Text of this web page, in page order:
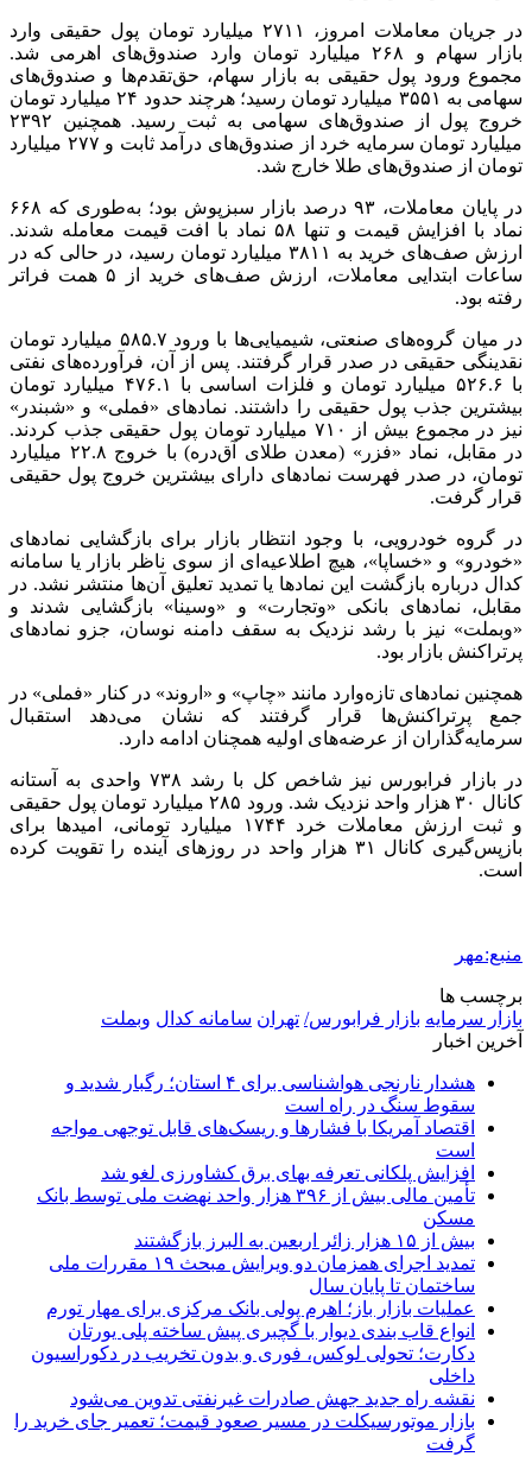
در جریان معاملات امروز، ۲۷۱۱ میلیارد تومان پول حقیقی وارد
بازار سهام و ۲۶۸ میلیارد تومان وارد صندوق‌های اهرمی شد.
مجموع ورود پول حقیقی به بازار سهام، حق‌تقدم‌ها و صندوق‌های
سهامی به ۳۵۵۱ میلیارد تومان رسید؛ هرچند حدود ۲۴ میلیارد تومان
خروج پول از صندوق‌های سهامی به ثبت رسید. همچنین ۲۳۹۲
میلیارد تومان سرمایه خرد از صندوق‌های درآمد ثابت و ۲۷۷ میلیارد
تومان از صندوق‌های طلا خارج شد.
در پایان معاملات، ۹۳ درصد بازار سبزپوش بود؛ به‌طوری که ۶۶۸
نماد با افزایش قیمت و تنها ۵۸ نماد با افت قیمت معامله شدند.
ارزش صف‌های خرید به ۳۸۱۱ میلیارد تومان رسید، در حالی که در
ساعات ابتدایی معاملات، ارزش صف‌های خرید از ۵ همت فراتر
رفته بود.
در میان گروه‌های صنعتی، شیمیایی‌ها با ورود ۵۸۵.۷ میلیارد تومان
نقدینگی حقیقی در صدر قرار گرفتند. پس از آن، فرآورده‌های نفتی
با ۵۲۶.۶ میلیارد تومان و فلزات اساسی با ۴۷۶.۱ میلیارد تومان
بیشترین جذب پول حقیقی را داشتند. نمادهای «فملی» و «شبندر»
نیز در مجموع بیش از ۷۱۰ میلیارد تومان پول حقیقی جذب کردند.
در مقابل، نماد «فزر» (معدن طلای آق‌دره) با خروج ۲۲.۸ میلیارد
تومان، در صدر فهرست نمادهای دارای بیشترین خروج پول حقیقی
قرار گرفت.
در گروه خودرویی، با وجود انتظار بازار برای بازگشایی نمادهای
«خودرو» و «خساپا»، هیچ اطلاعیه‌ای از سوی ناظر بازار یا سامانه
کدال درباره بازگشت این نمادها یا تمدید تعلیق آن‌ها منتشر نشد. در
مقابل، نمادهای بانکی «وتجارت» و «وسینا» بازگشایی شدند و
«وبملت» نیز با رشد نزدیک به سقف دامنه نوسان، جزو نمادهای
پرتراکنش بازار بود.
همچنین نمادهای تازه‌وارد مانند «چاپ» و «اروند» در کنار «فملی» در
جمع پرتراکنش‌ها قرار گرفتند که نشان می‌دهد استقبال
سرمایه‌گذاران از عرضه‌های اولیه همچنان ادامه دارد.
در بازار فرابورس نیز شاخص کل با رشد ۷۳۸ واحدی به آستانه
کانال ۳۰ هزار واحد نزدیک شد. ورود ۲۸۵ میلیارد تومان پول حقیقی
و ثبت ارزش معاملات خرد ۱۷۴۴ میلیارد تومانی، امیدها برای
بازپس‌گیری کانال ۳۱ هزار واحد در روزهای آینده را تقویت کرده
است.
منبع:مهر
برچسب ها
بازار سرمایه بازار فرابورس/ تهران سامانه کدال وبملت
آخرین اخبار
هشدار نارنجی هواشناسی برای ۴ استان؛ رگبار شدید و
سقوط سنگ در راه است
اقتصاد آمریکا با فشارها و ریسک‌های قابل توجهی مواجه
است
افزایش پلکانی تعرفه بهای برق کشاورزی لغو شد
تأمین مالی بیش از ۳۹۶ هزار واحد نهضت ملی توسط بانک
مسکن
بیش از ۱۵ هزار زائر اربعین به البرز بازگشتند
تمدید اجرای همزمان دو ویرایش مبحث ۱۹ مقررات ملی
ساختمان تا پایان سال
عملیات بازار باز؛ اهرم پولی بانک مرکزی برای مهار تورم
انواع قاب بندی دیوار با گچبری پیش ساخته پلی یورتان
دکارت؛ تحولی لوکس، فوری و بدون تخریب در دکوراسیون
داخلی
نقشه راه جدید جهش صادرات غیرنفتی تدوین می‌شود
بازار موتورسیکلت در مسیر صعود قیمت؛ تعمیر جای خرید را
گرفت